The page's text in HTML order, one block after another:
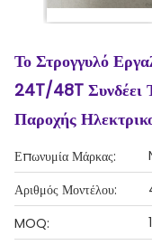
Το Στρογγυλό
24T/48T
Παροχής
Επωνυμία Μάρκας:
Αριθμός Μοντέλου:
MOQ:
1